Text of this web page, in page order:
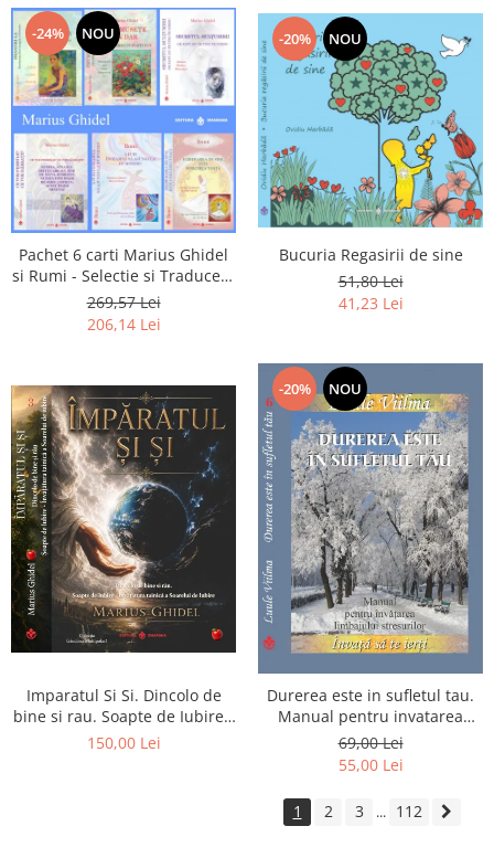
-24% NOU
Pachet 6 carti Marius Ghidel
si Rumi - Selectie si Traducere
de Marius Ghidel
269,57 Lei
206,14 Lei
-20% NOU
Bucuria Regasirii de sine
51,80 Lei
41,23 Lei
Imparatul Si Si. Dincolo de
bine si rau. Soapte de Iubire -
Invatatura tainica a Soarelui
150,00 Lei
-20% NOU
Durerea este in sufletul tau.
Manual pentru invatarea
limbajului stresurilor Seria
Invata sa te Ierti Luule Viilma
69,00 Lei
55,00 Lei
1 2 3 ... 112